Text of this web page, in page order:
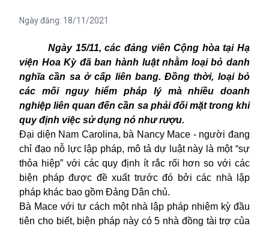
Ngày đăng: 18/11/2021
Ngày 15/11, các đảng viên Cộng hòa tại Hạ
viện Hoa Kỳ đã ban hành luật nhằm loại bỏ danh
nghĩa cần sa ở cấp liên bang. Đồng thời, loại bỏ
các mối nguy hiểm pháp lý mà nhiều doanh
nghiệp liên quan đến cần sa phải đối mặt trong khi
quy định việc sử dụng nó như rượu.
Đại diện Nam Carolina, bà Nancy Mace - người đang
chỉ đạo nỗ lực lập pháp, mô tả dự luật này là một “sự
thỏa hiệp” với các quy định ít rắc rối hơn so với các
biện pháp được đề xuất trước đó bởi các nhà lập
pháp khác bao gồm Đảng Dân chủ.
Bà Mace với tư cách một nhà lập pháp nhiệm kỳ đầu
tiên cho biết, biện pháp này có 5 nhà đồng tài trợ của